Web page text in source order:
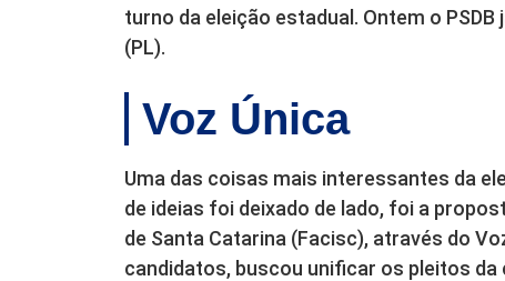
turno da eleição estadual. Ontem o
(PL).
Voz Única
Uma das coisas mais interessantes da
de ideias foi deixado de lado, foi a
de Santa Catarina (Facisc), através do
candidatos, buscou unificar os pleitos